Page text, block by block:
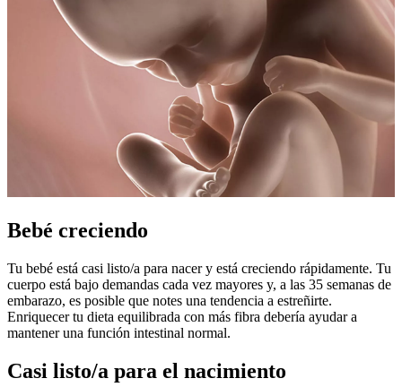
Bebé creciendo
Tu bebé está casi listo/a para nacer y está creciendo rápidamente. Tu
cuerpo está bajo demandas cada vez mayores y, a las 35 semanas de
embarazo, es posible que notes una tendencia a estreñirte.
Enriquecer tu dieta equilibrada con más fibra debería ayudar a
mantener una función intestinal normal.
Casi listo/a para el nacimiento